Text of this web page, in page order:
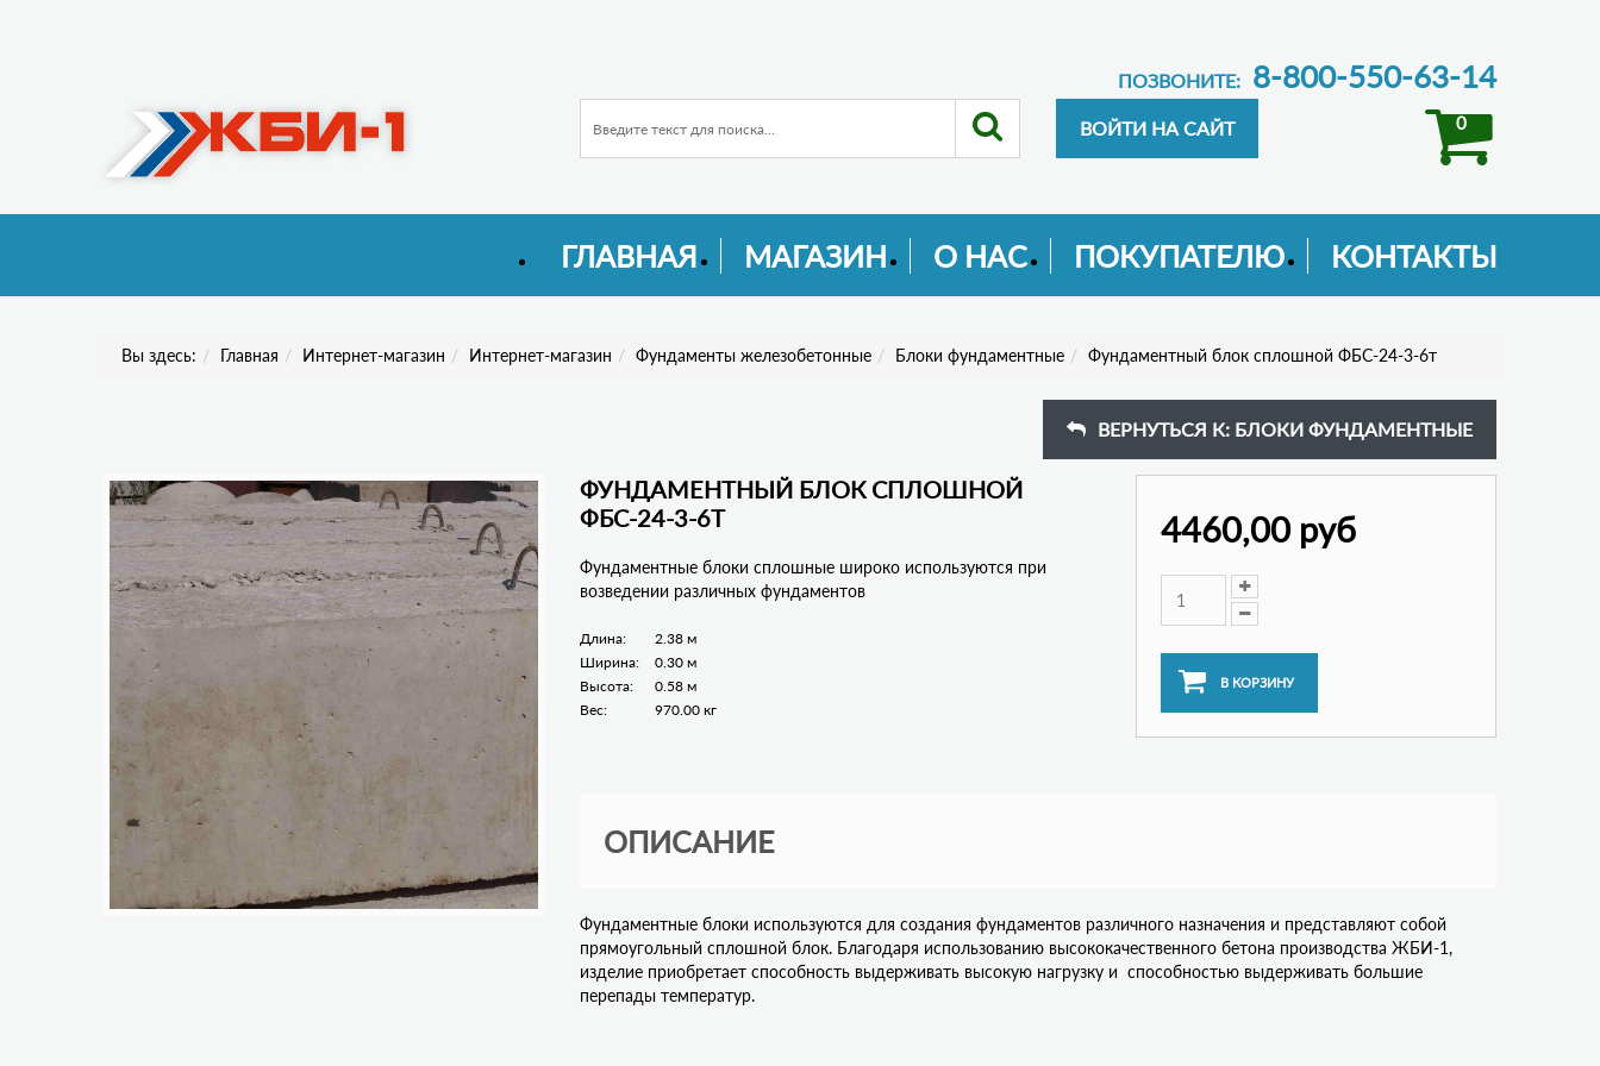
ПОЗВОНИТЕ: 8-800-550-63-14
0
ГЛАВНАЯ МАГАЗИН О НАС ПОКУПАТЕЛЮ КОНТАКТЫ
Вы здесь: Главная Интернет-магазин Интернет-магазин Фундаменты железобетонные Блоки фундаментные Фундаментный блок сплошной ФБС-24-3-6т
ВЕРНУТЬСЯ К: БЛОКИ ФУНДАМЕНТНЫЕ
ФУНДАМЕНТНЫЙ БЛОК СПЛОШНОЙ
ФБС-24-3-6Т
Фундаментные блоки сплошные широко используются при
возведении различных фундаментов
Длина:
2.38 м
Ширина:
0.30 м
Высота:
0.58 м
Вес:
970.00 кг
4460,00 руб
ОПИСАНИЕ
Фундаментные блоки используются для создания фундаментов различного назначения и представляют собой
прямоугольный сплошной блок. Благодаря использованию высококачественного бетона производства ЖБИ-1,
изделие приобретает способность выдерживать высокую нагрузку и способностью выдерживать большие
перепады температур.